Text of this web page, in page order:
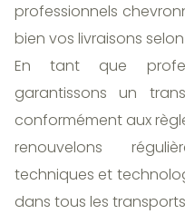
professionnels
bien vos livraisons
En tant que
garantissons un
conformément aux
renouvelons
techniques et
dans tous les